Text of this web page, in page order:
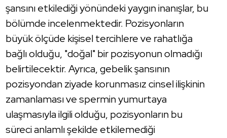
şansını etkilediği yönündeki yaygın inanışlar, bu
bölümde incelenmektedir. Pozisyonların
büyük ölçüde kişisel tercihlere ve rahatlığa
bağlı olduğu, "doğal" bir pozisyonun olmadığı
belirtilecektir. Ayrıca, gebelik şansının
pozisyondan ziyade korunmasız cinsel ilişkinin
zamanlaması ve spermin yumurtaya
ulaşmasıyla ilgili olduğu, pozisyonların bu
süreci anlamlı şekilde etkilemediği